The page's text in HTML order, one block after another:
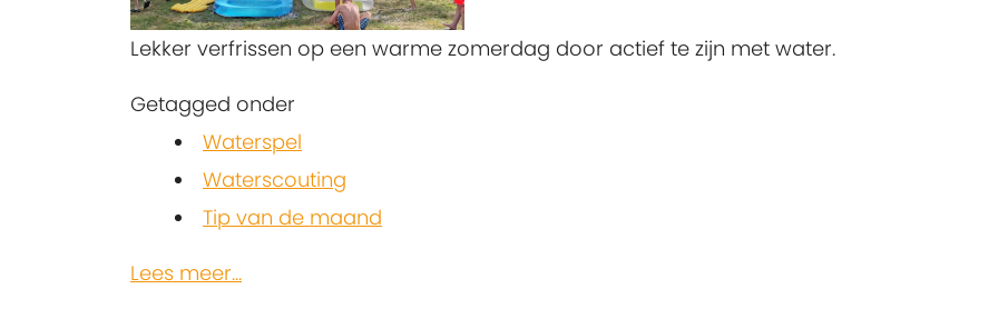
Lekker verfrissen op een warme zomerdag door actief te zijn met water.
Getagged onder
Waterspel
Waterscouting
Tip van de maand
Lees meer...